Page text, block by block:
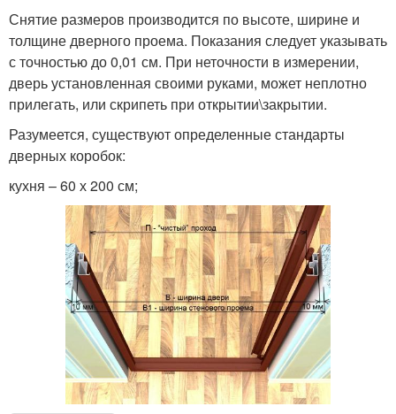
Снятие размеров производится по высоте, ширине и
толщине дверного проема. Показания следует указывать
с точностью до 0,01 см. При неточности в измерении,
дверь установленная своими руками, может неплотно
прилегать, или скрипеть при открытии\закрытии.
Разумеется, существуют определенные стандарты
дверных коробок:
кухня – 60 х 200 см;